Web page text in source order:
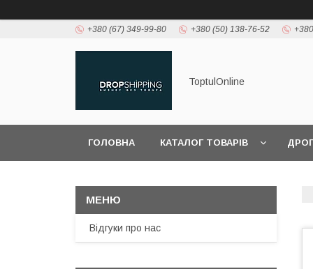
+380 (67) 349-99-80 +380 (50) 138-76-52
ToptulOnline
ГОЛОВНА КАТАЛОГ ТОВАРІВ
Відгуки про нас